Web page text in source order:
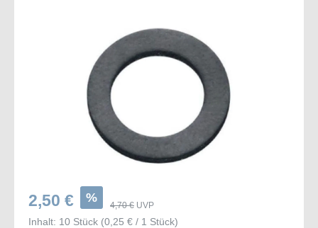
2,50 € %
4,70 € UVP
Inhalt: 10 Stück (0,25 € / 1 Stück)